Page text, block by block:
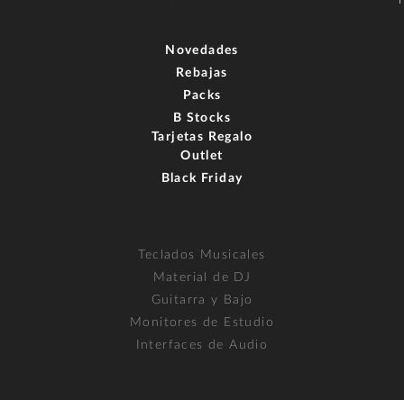
Novedades
Rebajas
Packs
B Stocks
Tarjetas Regalo
Outlet
Black Friday
Teclados Musicales
Material de DJ
Guitarra y Bajo
Monitores de Estudio
Interfaces de Audio